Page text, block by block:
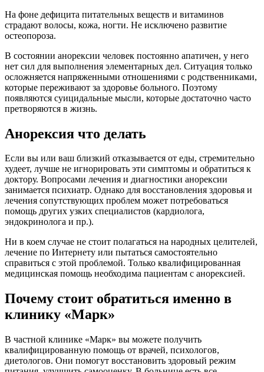
На фоне дефицита питательных веществ и витаминов
страдают волосы, кожа, ногти. Не исключено развитие
остеопороза.
В состоянии анорексии человек постоянно апатичен, у него
нет сил для выполнения элементарных дел. Ситуация только
осложняется напряженными отношениями с родственниками,
которые переживают за здоровье больного. Поэтому
появляются суицидальные мысли, которые достаточно часто
претворяются в жизнь.
Анорексия что делать
Если вы или ваш близкий отказывается от еды, стремительно
худеет, лучше не игнорировать эти симптомы и обратиться к
доктору. Вопросами лечения и диагностики анорексии
занимается психиатр. Однако для восстановления здоровья и
лечения сопутствующих проблем может потребоваться
помощь других узких специалистов (кардиолога,
эндокринолога и пр.).
Ни в коем случае не стоит полагаться на народных целителей,
лечение по Интернету или пытаться самостоятельно
справиться с этой проблемой. Только квалифицированная
медицинская помощь необходима пациентам с анорексией.
Почему стоит обратиться именно в
клинику «Марк»
В частной клинике «Марк» вы можете получить
квалифицированную помощь от врачей, психологов,
диетологов. Они помогут восстановить здоровый режим